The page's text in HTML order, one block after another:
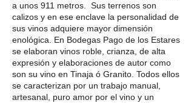
a unos 911 metros. Sus terrenos son
calizos y en ese enclave la personalidad de
sus vinos adquiere mayor dimensión
enológica. En Bodegas Pago de los Estares
se elaboran vinos roble, crianza, de alta
expresión y elaboraciones de autor como
son su vino en Tinaja ó Granito. Todos ellos
se caracterizan por un trabajo manual,
artesanal, puro amor por el vino y un